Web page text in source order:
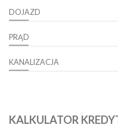
DOJAZD
PRĄD
KANALIZACJA
KALKULATOR